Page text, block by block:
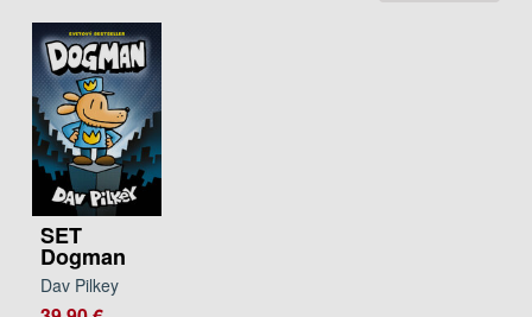
SET
Dogman
Dav Pilkey